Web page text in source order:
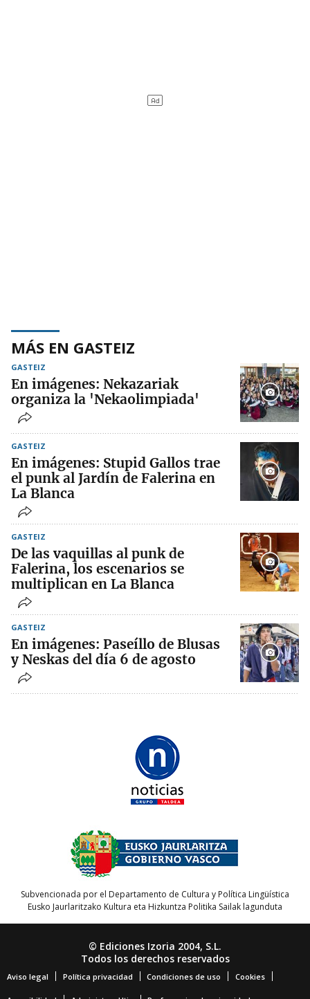
MÁS EN GASTEIZ
GASTEIZ
En imágenes: Nekazariak
organiza la 'Nekaolimpiada'
GASTEIZ
En imágenes: Stupid Gallos trae
el punk al Jardín de Falerina en
La Blanca
GASTEIZ
De las vaquillas al punk de
Falerina, los escenarios se
multiplican en La Blanca
GASTEIZ
En imágenes: Paseíllo de Blusas
y Neskas del día 6 de agosto
Subvencionada por el Departamento de Cultura y Política Lingüística
Eusko Jaurlaritzako Kultura eta Hizkuntza Politika Sailak lagunduta
© Ediciones Izoria 2004, S.L.
Todos los derechos reservados
Aviso legal Política privacidad Condiciones de uso Cookies